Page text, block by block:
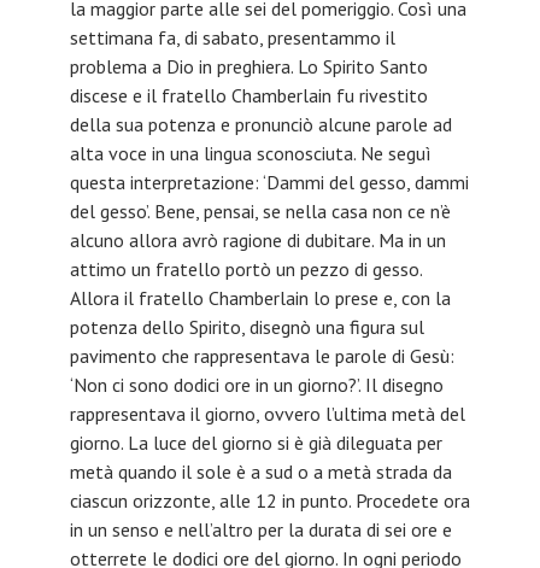
la maggior parte alle sei del pomeriggio. Così una
settimana fa, di sabato, presentammo il
problema a Dio in preghiera. Lo Spirito Santo
discese e il fratello Chamberlain fu rivestito
della sua potenza e pronunciò alcune parole ad
alta voce in una lingua sconosciuta. Ne seguì
questa interpretazione: ‘Dammi del gesso, dammi
del gesso’. Bene, pensai, se nella casa non ce n’è
alcuno allora avrò ragione di dubitare. Ma in un
attimo un fratello portò un pezzo di gesso.
Allora il fratello Chamberlain lo prese e, con la
potenza dello Spirito, disegnò una figura sul
pavimento che rappresentava le parole di Gesù:
‘Non ci sono dodici ore in un giorno?’. Il disegno
rappresentava il giorno, ovvero l’ultima metà del
giorno. La luce del giorno si è già dileguata per
metà quando il sole è a sud o a metà strada da
ciascun orizzonte, alle 12 in punto. Procedete ora
in un senso e nell’altro per la durata di sei ore e
otterrete le dodici ore del giorno. In ogni periodo